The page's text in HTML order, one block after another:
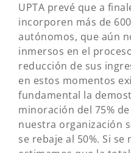
UPTA prevé que a
incorporen más de
autónomos, que aún
inmersos en el
reducción de sus
en estos momentos
fundamental la
minoración del 75%
nuestra organización
se rebaje al 50%. Si